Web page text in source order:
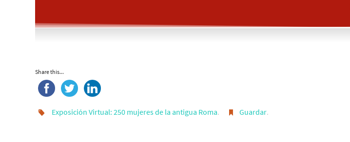
Share this...
Exposición Virtual: 250 mujeres de la antigua Roma. Guardar.